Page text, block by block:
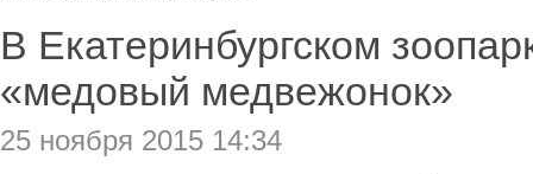
В Екатеринбургском
«медовый медвежонок»
25 ноября 2015 14:34